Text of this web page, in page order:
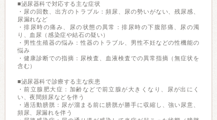
■泌尿器科で対応する主な症状
・尿の回数、出方のトラブル：頻尿、尿の勢いがない、残尿感、
尿漏れなど
・排尿時の痛み、尿の状態の異常：排尿時の下腹部痛、尿の濁
り、血尿（感染症や結石の疑い）
・男性生殖器の悩み：性器のトラブル、男性不妊などの性機能の
悩み
・健康診断での指摘：尿検査、血液検査での異常指摘（無症状を
含む）
■泌尿器科で診療する主な疾患
・前立腺肥大症：加齢などで前立腺が大きくなり、尿が出にく
い、夜間頻尿などを伴う
・過活動膀胱：尿が溜まる前に膀胱が勝手に収縮し、強い尿意、
頻尿、尿漏れを伴う